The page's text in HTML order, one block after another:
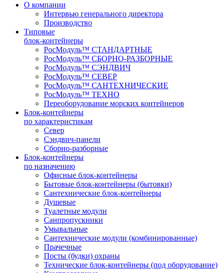
О компании
Интервью генерального директора
Производство
Типовые
блок-контейнеры
РосМодуль™ СТАНДАРТНЫЕ
РосМодуль™ СБОРНО-РАЗБОРНЫЕ
РосМодуль™ СЭНДВИЧ
РосМодуль™ СЕВЕР
РосМодуль™ САНТЕХНИЧЕСКИЕ
РосМодуль™ ТЕХНО
Переоборудование морских контейнеров
Блок-контейнеры
по характеристикам
Север
Сэндвич-панели
Сборно-разборные
Блок-контейнеры
по назначению
Офисные блок-контейнеры
Бытовые блок-контейнеры (бытовки)
Сантехнические блок-контейнеры
Душевые
Туалетные модули
Санпропускники
Умывальные
Сантехнические модули (комбинированные)
Прачечные
Посты (будки) охраны
Технические блок-контейнеры (под оборудование)